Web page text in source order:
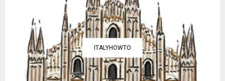
ITALYHOWTO